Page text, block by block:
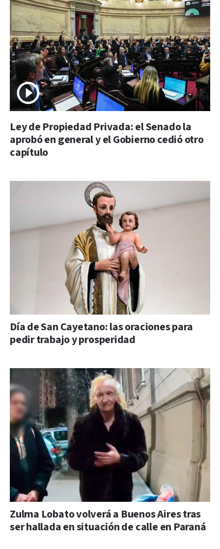
Ley de Propiedad Privada: el Senado la
aprobó en general y el Gobierno cedió otro
capítulo
Día de San Cayetano: las oraciones para
pedir trabajo y prosperidad
Zulma Lobato volverá a Buenos Aires tras
ser hallada en situación de calle en Paraná